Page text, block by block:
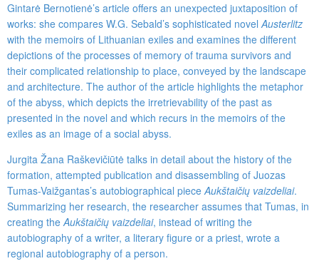
Gintarė Bernotienė’s article offers an unexpected juxtaposition of
works: she compares W.G. Sebald’s sophisticated novelAusterlitz
with the memoirs of Lithuanian exiles and examines the different
depictions of the processes of memory of trauma survivors and
their complicated relationship to place, conveyed by the landscape
and architecture. The author of the article highlights the metaphor
of the abyss, which depicts the irretrievability of the past as
presented in the novel and which recurs in the memoirs of the
exiles as an image of a social abyss.
Jurgita Žana Raškevičiūtė talks in detail about the history of the
formation, attempted publication and disassembling of Juozas
Tumas-Vaižgantas’s autobiographical pieceAukštaičių vaizdeliai.
Summarizing her research, the researcher assumes that Tumas, in
creating theAukštaičių vaizdeliai, instead of writing the
autobiography of a writer, a literary figure or a priest, wrote a
regional autobiography of a person.